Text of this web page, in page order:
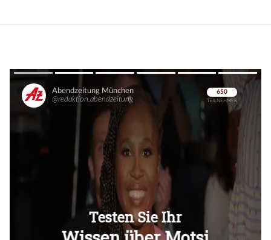
Überspringen
Überspringen